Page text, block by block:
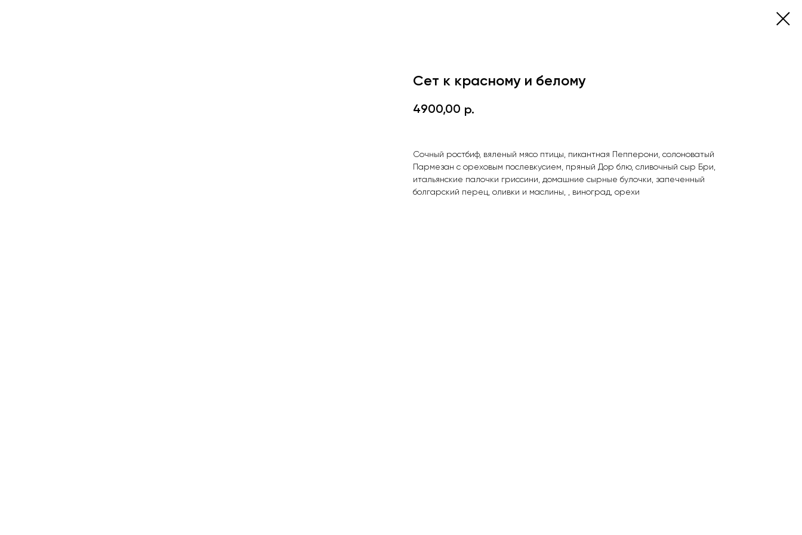
Сет к красному и белому
4900,00 р.
Сочный ростбиф, вяленый мясо птицы, пикантная Пепперони, солоноватый
Пармезан с ореховым послевкусием, пряный Дор блю, сливочный сыр Бри,
итальянские палочки гриссини, домашние сырные булочки, запеченный
болгарский перец, оливки и маслины, , виноград, орехи